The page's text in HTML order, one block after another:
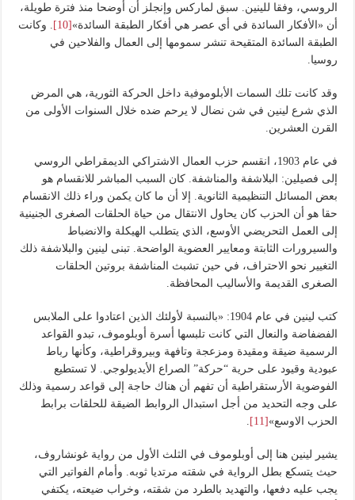
الروسي، وفقا للينين. سبق لماركس وإنجلز أن أوضحا منذ فترة طويلة،
أن «الأفكار السائدة في أي عصر هي أفكار الطبقة السائدة»[10]
. وكانت
الطبقة السائدة المتقيحة تنشر سمومها إلى العمال والفلاحين في
روسيا.
وقد كانت تلك السمات الأبلوموفية داخل الحركة الثورية، هي المرض
الذي شرع لينين في شن نضال لا يرحم ضده خلال السنوات الأولى من
القرن العشرين.
في عام 1903، انقسم حزب العمال الاشتراكي الديمقراطي الروسي
إلى فصيلين: البلاشفة والمناشفة. كان السبب المباشر للانقسام هو
بعض المسائل التنظيمية الثانوية. إلا أن ما كان يكمن وراء ذلك الانقسام
حقا هو أن الحزب كان يحاول الانتقال من حياة الحلقات الصغرى الجنينية
إلى العمل التحريضي الأوسع، الذي يتطلب الهيكلة والانضباط
والسيرورات الثابتة ومعايير العضوية الواضحة. تبنى لينين والبلاشفة ذلك
التغيير نحو الاحتراف، في حين تشبث المناشفة بروتين الحلقات
الصغرى القديمة والأساليب المحافظة.
كتب لينين في عام 1904: «بالنسبة لأولئك الذين اعتادوا على الملابس
الفضفاضة والنعال التي كانت تلبسها أسرة أوبلوموف، تبدو القواعد
الرسمية ضيقة ومقيدة ومزعجة وتافهة وبيروقراطية، وكأنها رباط
عبودية وقيود على حرية “حركة” الصراع الأيديولوجي. لا تستطيع
الفوضوية الأرستقراطية أن تفهم أن هناك حاجة إلى قواعد رسمية وذلك
على وجه التحديد من أجل استبدال الروابط الضيقة للحلقات برابط
الحزب الاوسع»[11]
يشير لينين هنا إلى أوبلوموف في الثلث الأول من رواية غونشاروف،
حيث يتسكع بطل الرواية في شقته مرتديا ثوبه. وأمام الفواتير التي
يجب عليه دفعها، والتهديد بالطرد من شقته، وخراب ضيعته، يكتفي